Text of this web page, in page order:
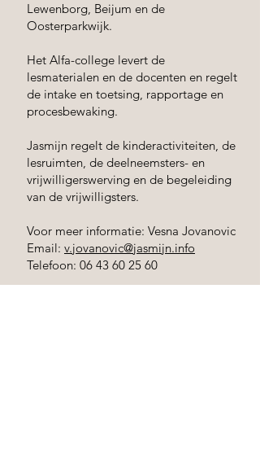
Lewenborg, Beijum en de
Oosterparkwijk.
Het Alfa-college levert de
lesmaterialen en de docenten en regelt
de intake en toetsing, rapportage en
procesbewaking.
Jasmijn regelt de kinderactiviteiten, de
lesruimten, de deelneemsters- en
vrijwilligerswerving en de begeleiding
van de vrijwilligsters.
Voor meer informatie: Vesna Jovanovic
Email: v.jovanovic@jasmijn.info
Telefoon: 06 43 60 25 60